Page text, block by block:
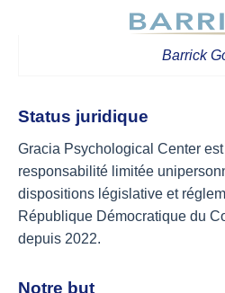
Barrick
Status juridique
Gracia Psychological Center
responsabilité limitée
dispositions législative et
République Démocratique du
depuis 2022.
Notre but